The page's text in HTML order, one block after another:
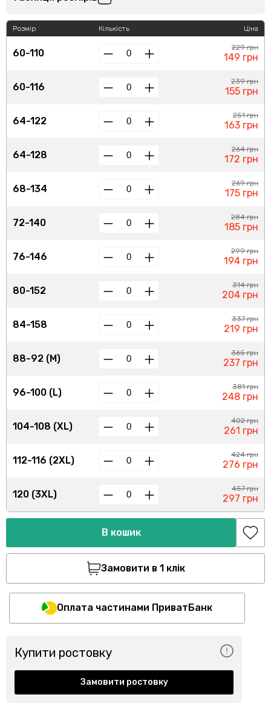
Розмір
60-110
60-116
64-122
64-128
68-134
72-140
76-146
80-152
84-158
88-92 (M)
96-100 (L)
104-108 (XL)
112-116 (2XL)
120 (3XL)
Кількість Ціна
229 грн
149 грн
239 грн
155 грн
251 грн
163 грн
264 грн
172 грн
269 грн
175 грн
284 грн
185 грн
299 грн
194 грн
314 грн
204 грн
337 грн
219 грн
365 грн
237 грн
381 грн
248 грн
402 грн
261 грн
424 грн
276 грн
457 грн
297 грн
В кошик
Замовити в 1 клік
Оплата частинами ПриватБанк
Купити ростовку
Замовити ростовку